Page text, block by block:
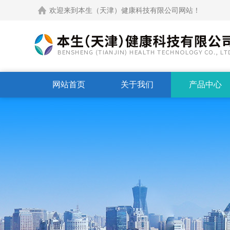
欢迎来到本生（天津）健康科技有限公司网站！
网站首页 关于我们 产品中心